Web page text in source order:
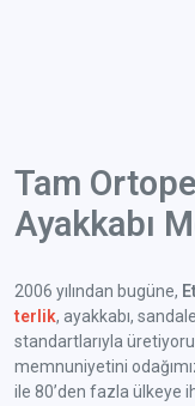
Tam
Ayakkabı
2006 yılından bugüne,
terlik, ayakkabı,
standartlarıyla
memnuniyetini
ile 80’den fazla ülkeye